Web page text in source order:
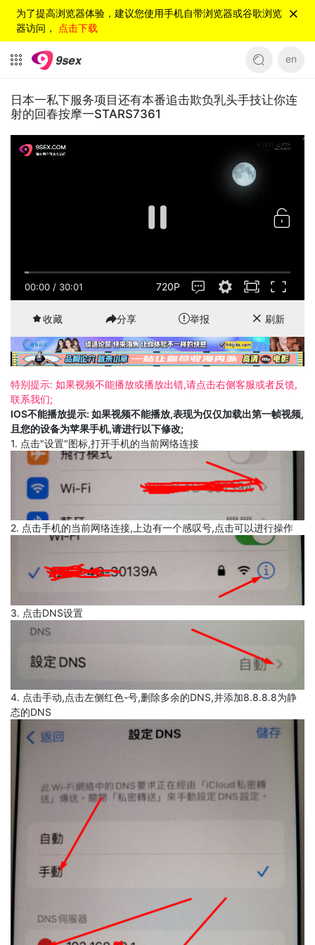
为了提高浏览器体验，建议您使用手机自带浏览器或谷歌浏览
器访问， 点击下载
en
日本一私下服务项目还有本番追击欺负乳头手技让你连
射的回春按摩一STARS7361
00:00 / 30:01 720P
收藏 分享 举报 刷新
特别提示: 如果视频不能播放或播放出错,请点击右侧客服或者反馈,
联系我们;
IOS不能播放提示: 如果视频不能播放,表现为仅仅加载出第一帧视频,
且您的设备为苹果手机,请进行以下修改;
1. 点击"设置"图标,打开手机的当前网络连接
2. 点击手机的当前网络连接,上边有一个感叹号,点击可以进行操作
3. 点击DNS设置
4. 点击手动,点击左侧红色-号,删除多余的DNS,并添加8.8.8.8为静
态的DNS